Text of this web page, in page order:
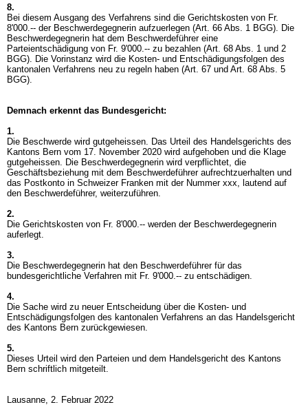
8.
Bei diesem Ausgang des Verfahrens sind die Gerichtskosten von Fr.
8'000.-- der Beschwerdegegnerin aufzuerlegen (Art. 66 Abs. 1 BGG). Die
Beschwerdegegnerin hat dem Beschwerdeführer eine
Parteientschädigung von Fr. 9'000.-- zu bezahlen (Art. 68 Abs. 1 und 2
BGG). Die Vorinstanz wird die Kosten- und Entschädigungsfolgen des
kantonalen Verfahrens neu zu regeln haben (Art. 67 und Art. 68 Abs. 5
BGG).
Demnach erkennt das Bundesgericht:
1.
Die Beschwerde wird gutgeheissen. Das Urteil des Handelsgerichts des
Kantons Bern vom 17. November 2020 wird aufgehoben und die Klage
gutgeheissen. Die Beschwerdegegnerin wird verpflichtet, die
Geschäftsbeziehung mit dem Beschwerdeführer aufrechtzuerhalten und
das Postkonto in Schweizer Franken mit der Nummer xxx, lautend auf
den Beschwerdeführer, weiterzuführen.
2.
Die Gerichtskosten von Fr. 8'000.-- werden der Beschwerdegegnerin
auferlegt.
3.
Die Beschwerdegegnerin hat den Beschwerdeführer für das
bundesgerichtliche Verfahren mit Fr. 9'000.-- zu entschädigen.
4.
Die Sache wird zu neuer Entscheidung über die Kosten- und
Entschädigungsfolgen des kantonalen Verfahrens an das Handelsgericht
des Kantons Bern zurückgewiesen.
5.
Dieses Urteil wird den Parteien und dem Handelsgericht des Kantons
Bern schriftlich mitgeteilt.
Lausanne, 2. Februar 2022